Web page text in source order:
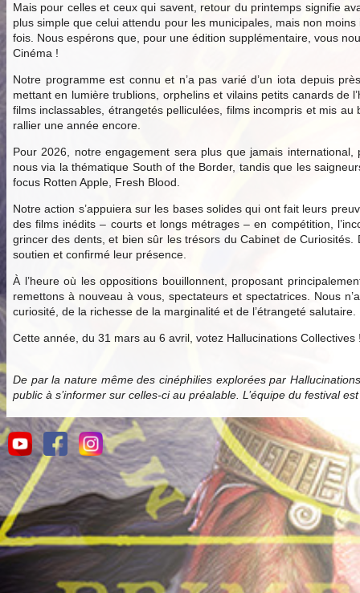
Mais pour celles et ceux qui savent, retour du printemps signifie
plus simple que celui attendu pour les municipales, mais non
fois. Nous espérons que, pour une édition supplémentaire, vous
Cinéma !
Notre programme est connu et n’a pas varié d’un iota depuis
mettant en lumière trublions, orphelins et vilains petits canards de
films inclassables, étrangetés pelliculées, films incompris et mis
rallier une année encore.
Pour 2026, notre engagement sera plus que jamais
nous via la thématique South of the Border, tandis que les
focus Rotten Apple, Fresh Blood.
Notre action s’appuiera sur les bases solides qui ont fait leurs
des films inédits – courts et longs métrages – en compétition,
grincer des dents, et bien sûr les trésors du Cabinet de
soutien et confirmé leur présence.
À l’heure où les oppositions bouillonnent, proposant
remettons à nouveau à vous, spectateurs et spectatrices. Nous
curiosité, de la richesse de la marginalité et de l’étrangeté salutaire.
Cette année, du 31 mars au 6 avril, votez Hallucinations Collectives
De par la nature même des cinéphilies explorées par
public à s’informer sur celles-ci au préalable. L’équipe du festival